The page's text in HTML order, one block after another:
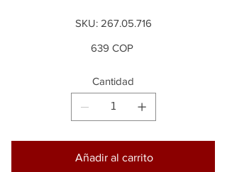
SKU: SKU
267.05.716
267.05.716
Precio
639 COP
Cantidad
Añadir al carrito